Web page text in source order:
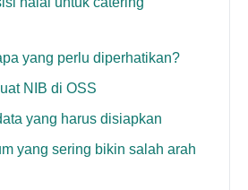
yang perlu diperhatikan?
NIB di OSS
yang harus disiapkan
yang sering bikin salah arah